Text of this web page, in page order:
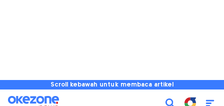
Scroll kebawah untuk membaca artikel